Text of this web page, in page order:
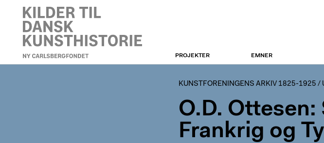
KUNSTFORENINGEN
PROJEKTER EMNER
KUNSTFORENINGENS ARKIV 1825-1925 /
O.D.
Frankrig og